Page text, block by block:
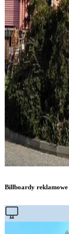
Billboardy reklamowe